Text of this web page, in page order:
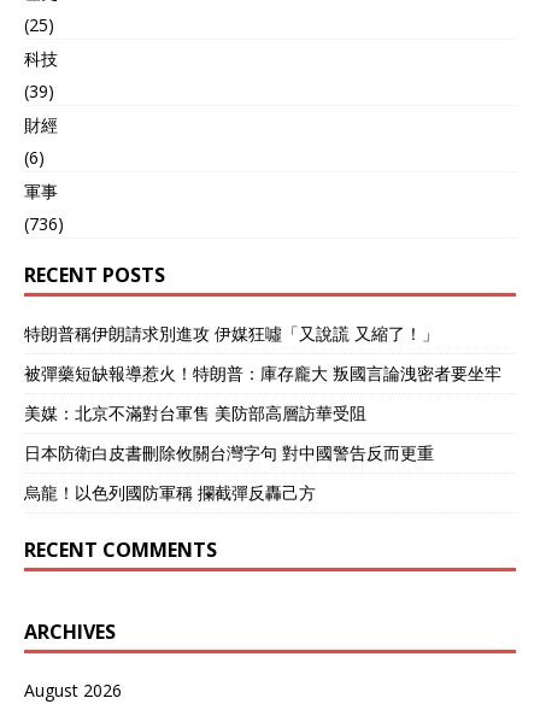
(25)
科技
(39)
財經
(6)
軍事
(736)
RECENT POSTS
特朗普稱伊朗請求別進攻 伊媒狂噓「又說謊 又縮了！」
被彈藥短缺報導惹火！特朗普：庫存龐大 叛國言論洩密者要坐牢
美媒：北京不滿對台軍售 美防部高層訪華受阻
日本防衛白皮書刪除攸關台灣字句 對中國警告反而更重
烏龍！以色列國防軍稱 攔截彈反轟己方
RECENT COMMENTS
ARCHIVES
August 2026